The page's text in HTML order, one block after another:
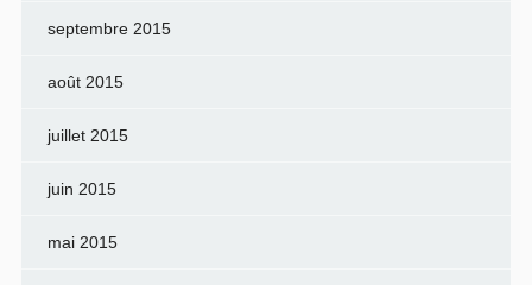
septembre 2015
août 2015
juillet 2015
juin 2015
mai 2015